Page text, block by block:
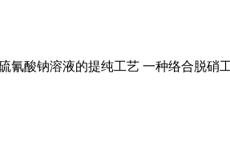
酸钠溶液的提纯工艺 一种络合脱硝